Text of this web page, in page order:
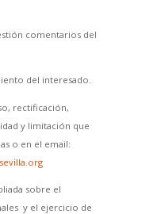
comentarios del
del interesado.
rectificación,
y limitación que
o en el email:
sobre el
y el ejercicio de